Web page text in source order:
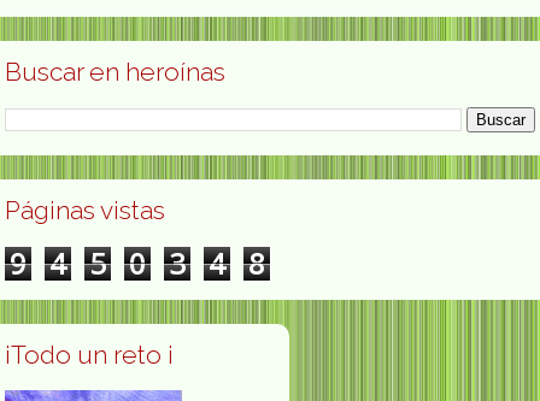
Buscar en heroínas
Páginas vistas
9 4 5 0 3 4 8
¡Todo un reto ¡